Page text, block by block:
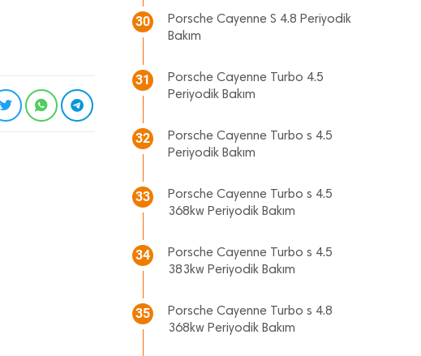
30
Porsche Cayenne S 4.8 Periyodik
Bakım
31
Porsche Cayenne Turbo 4.5
Periyodik Bakım
32
Porsche Cayenne Turbo s 4.5
Periyodik Bakım
33
Porsche Cayenne Turbo s 4.5
368kw Periyodik Bakım
34
Porsche Cayenne Turbo s 4.5
383kw Periyodik Bakım
35
Porsche Cayenne Turbo s 4.8
368kw Periyodik Bakım